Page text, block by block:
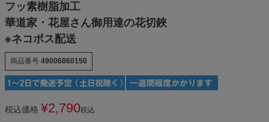
フッ素樹脂加工
華道家・花屋さん御用達の花切鋏
※ネコポス配送
商品番号 49006860150
税込価格 ¥2,790税込